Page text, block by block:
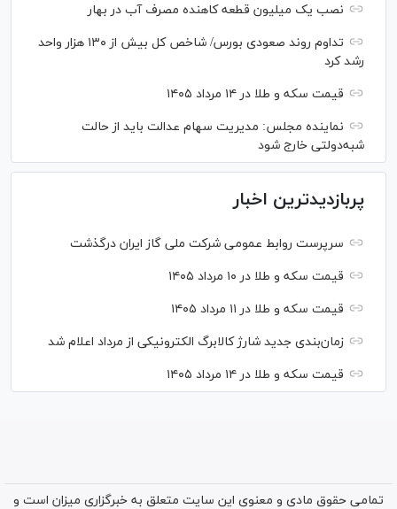
نصب یک میلیون قطعه کاهنده مصرف آب در بهار
تداوم روند صعودی بورس/ شاخص کل بیش از ۱۳۰ هزار واحد
رشد کرد
قیمت سکه و طلا در ۱۴ مرداد ۱۴۰۵
نماینده مجلس: مدیریت سهام عدالت باید از حالت
شبه‌دولتی خارج شود
پربازدیدترین اخبار
سرپرست روابط عمومی شرکت ملی گاز ایران درگذشت
قیمت سکه و طلا در ۱۰ مرداد ۱۴۰۵
قیمت سکه و طلا در ۱۱ مرداد ۱۴۰۵
زمان‌بندی جدید شارژ کالابرگ الکترونیکی از مرداد اعلام شد
قیمت سکه و طلا در ۱۴ مرداد ۱۴۰۵
تمامی حقوق مادی و معنوی این سایت متعلق به خبرگزاری میزان است و